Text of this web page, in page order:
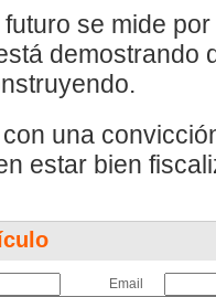
se mide
demostrando
una
estar bien
Email